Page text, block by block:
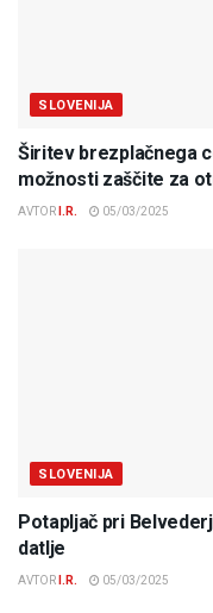
SLOVENIJA
Širitev brezplačnega
možnosti zaščite za
AVTOR I.R. 05/03/2025
SLOVENIJA
Potapljač pri
datlje
AVTOR I.R. 05/03/2025